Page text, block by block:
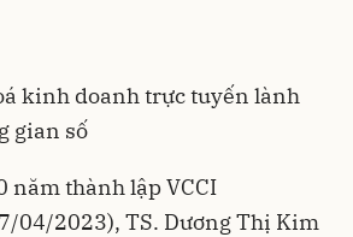
kinh doanh trực tuyến lành
gian số
năm thành lập VCCI
04/2023), TS. Dương Thị Kim